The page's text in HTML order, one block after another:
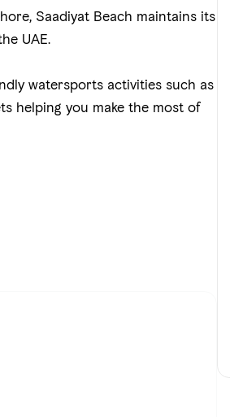
Saadiyat Beach maintains its
UAE.
watersports activities such as
helping you make the most of